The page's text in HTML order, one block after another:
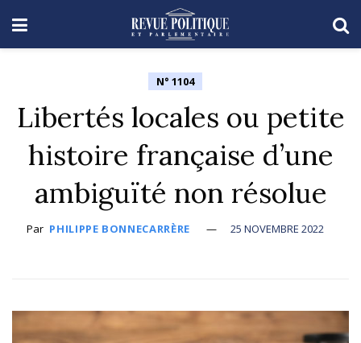
N° 1104
Libertés locales ou petite
histoire française d’une
ambiguïté non résolue
Par PHILIPPE BONNECARRÈRE 25 NOVEMBRE 2022